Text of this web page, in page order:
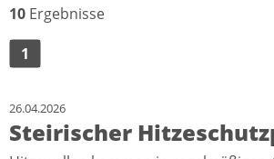
10 Ergebnisse
1
26.04.2026
Steirischer